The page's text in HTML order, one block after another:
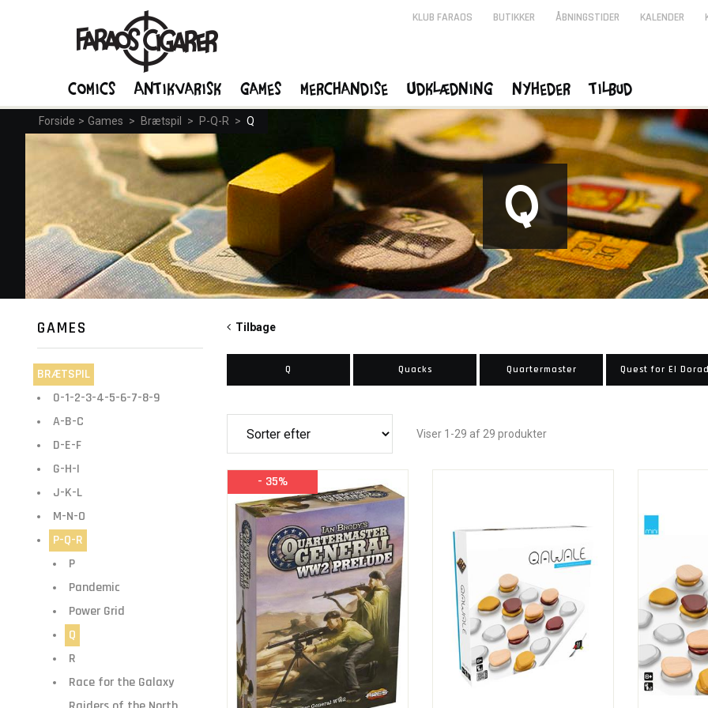
Forside > Games > Brætspil > P-Q-R > Q
Q
GAMES
BRÆTSPIL
0-1-2-3-4-5-6-7-8-9
A-B-C
D-E-F
G-H-I
J-K-L
M-N-O
P-Q-R
P
Pandemic
Power Grid
Q
R
Race for the Galaxy
Tilbage
Q Quacks Quartermaster Quest for El
Viser 1-29 af 29 produkter
- 35%
KLUB FARAOS BUTIKKER ÅBNINGSTIDER KALENDER
Comics Antikvarisk Games Merchandise Udklædning Nyheder Tilbud